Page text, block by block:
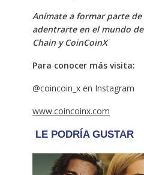
Anímate a formar parte
adentrarte en el mundo
Chain y CoinCoinX
Para conocer más visita:
@coincoin_x en Instagram
www.coincoinx.com